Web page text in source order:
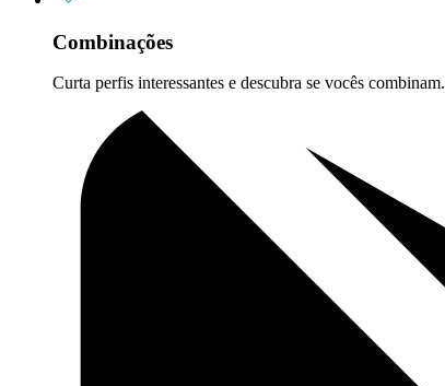
Combinações
Curta perfis interessantes e descubra se vocês combinam.